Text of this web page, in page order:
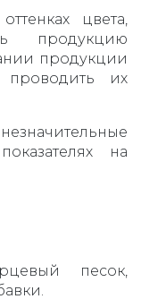
цвета,
продукцию
продукции
проводить их
на
песок,